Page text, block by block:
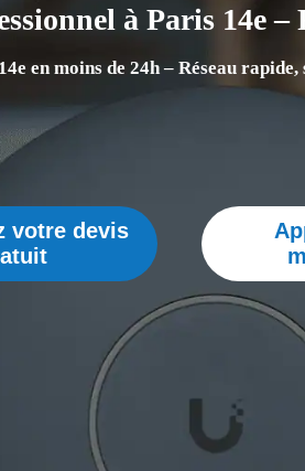
à Paris 14e –
en moins de 24h – Réseau
votre devis